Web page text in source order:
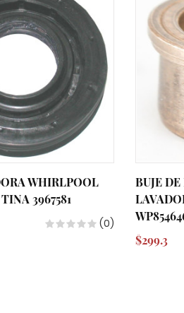
WHIRLPOOL
3967581
(0)
BUJE
$299.3